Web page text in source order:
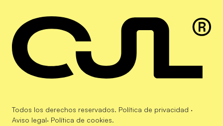
Todos los derechos reservados. Política de privacidad ·
Aviso legal· Política de cookies.